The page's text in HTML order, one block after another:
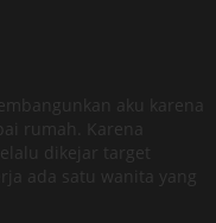
aku karena
rumah. Karena
dikejar target
ada satu wanita yang